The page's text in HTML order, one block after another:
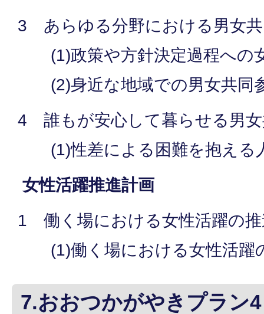
3 あらゆる分野における男女共
(1)政策や方針決定過程への
(2)身近な地域での男女共同
4 誰もが安心して暮らせる男女
(1)性差による困難を抱える
女性活躍推進計画
1 働く場における女性活躍の
(1)働く場における女性活躍
7.おおつかがやきプラン